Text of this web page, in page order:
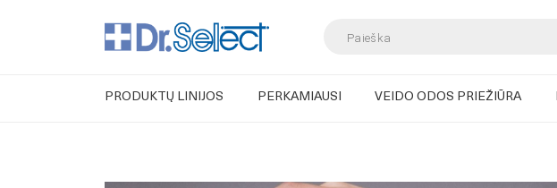
search
PRODUKTŲ LINIJOS PERKAMIAUSI VEIDO ODOS PRIEŽIŪRA